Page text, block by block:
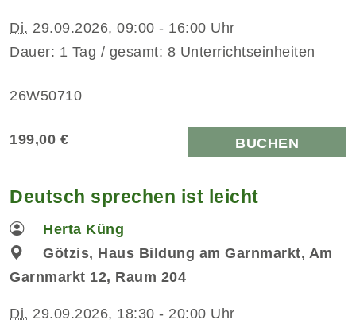
Di. 29.09.2026, 09:00 - 16:00 Uhr
Dauer: 1 Tag / gesamt: 8 Unterrichtseinheiten
26W50710
199,00 € BUCHEN
Deutsch sprechen ist leicht
Herta Küng
Götzis, Haus Bildung am Garnmarkt, Am
Garnmarkt 12, Raum 204
Di. 29.09.2026, 18:30 - 20:00 Uhr